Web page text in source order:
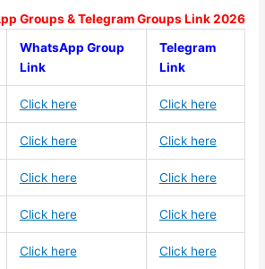
Groups & Telegram Groups Link 2026
WhatsApp Group
Link
Telegram
Link
Click here Click here
Click here Click here
Click here Click here
Click here Click here
Click here Click here